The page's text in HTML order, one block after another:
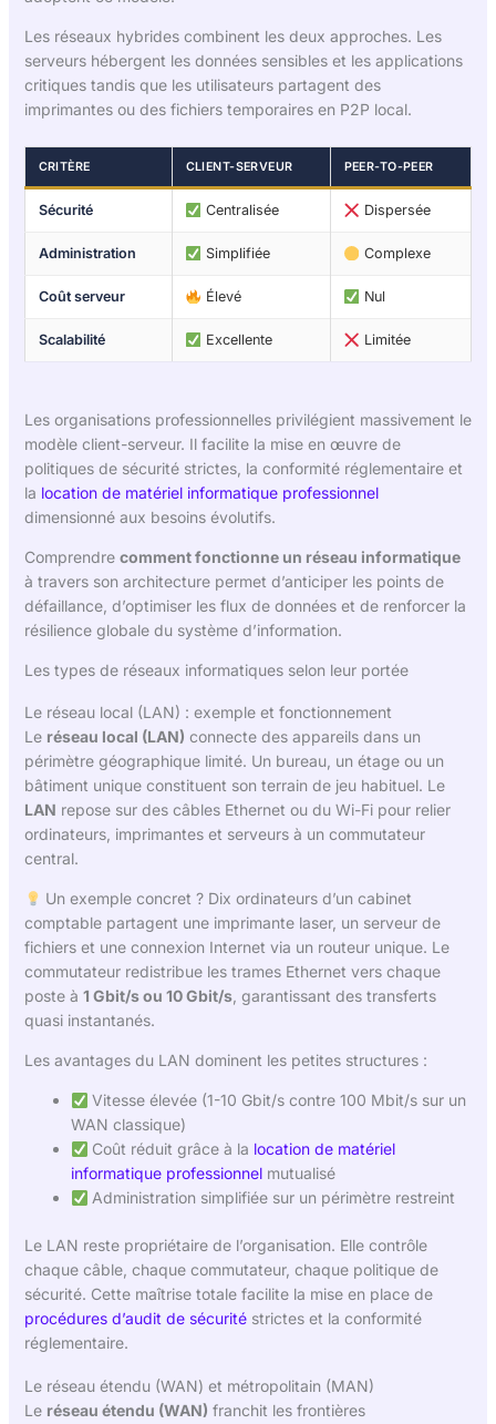
Les réseaux hybrides combinent les deux approches. Les
serveurs hébergent les données sensibles et les applications
critiques tandis que les utilisateurs partagent des
imprimantes ou des fichiers temporaires en P2P local.
CRITÈRE CLIENT-SERVEUR PEER-TO-PEER
Sécurité Centralisée Dispersée
Administration Simplifiée Complexe
Coût serveur Élevé Nul
Scalabilité Excellente Limitée
Les organisations professionnelles privilégient massivement le
modèle client-serveur. Il facilite la mise en œuvre de
politiques de sécurité strictes, la conformité réglementaire et
la location de matériel informatique professionnel
dimensionné aux besoins évolutifs.
Comprendre comment fonctionne un réseau informatique
à travers son architecture permet d’anticiper les points de
défaillance, d’optimiser les flux de données et de renforcer la
résilience globale du système d’information.
Les types de réseaux informatiques selon leur portée
Le réseau local (LAN) : exemple et fonctionnement
Le réseau local (LAN) connecte des appareils dans un
périmètre géographique limité. Un bureau, un étage ou un
bâtiment unique constituent son terrain de jeu habituel. Le
LAN repose sur des câbles Ethernet ou du Wi-Fi pour relier
ordinateurs, imprimantes et serveurs à un commutateur
central.
Un exemple concret ? Dix ordinateurs d’un cabinet
comptable partagent une imprimante laser, un serveur de
fichiers et une connexion Internet via un routeur unique. Le
commutateur redistribue les trames Ethernet vers chaque
poste à 1 Gbit/s ou 10 Gbit/s, garantissant des transferts
quasi instantanés.
Les avantages du LAN dominent les petites structures :
Vitesse élevée (1-10 Gbit/s contre 100 Mbit/s sur un
WAN classique)
Coût réduit grâce à la location de matériel
informatique professionnelmutualisé
Administration simplifiée sur un périmètre restreint
Le LAN reste propriétaire de l’organisation. Elle contrôle
chaque câble, chaque commutateur, chaque politique de
sécurité. Cette maîtrise totale facilite la mise en place de
procédures d’audit de sécuritéstrictes et la conformité
réglementaire.
Le réseau étendu (WAN) et métropolitain (MAN)
Le réseau étendu (WAN) franchit les frontières